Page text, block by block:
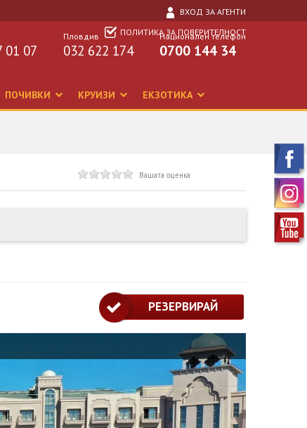
ВХОД ЗА АГЕНТИ
ПОЛИТИКА ЗА ПОВЕРИТЕЛНОСТ
Национален телефон
0700 144 34
Пловдив
032 622 174
01 07
ПОЧИВКИ КРУИЗИ ЕКЗОТИКА
Вашата оценка
РЕЗЕРВИРАЙ